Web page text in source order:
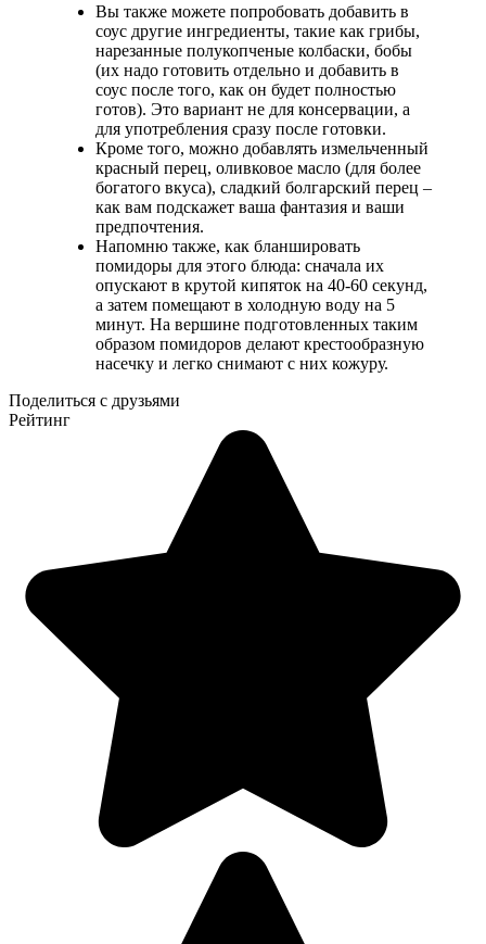
Вы также можете попробовать добавить в
соус другие ингредиенты, такие как грибы,
нарезанные полукопченые колбаски, бобы
(их надо готовить отдельно и добавить в
соус после того, как он будет полностью
готов). Это вариант не для консервации, а
для употребления сразу после готовки.
Кроме того, можно добавлять измельченный
красный перец, оливковое масло (для более
богатого вкуса), сладкий болгарский перец –
как вам подскажет ваша фантазия и ваши
предпочтения.
Напомню также, как бланшировать
помидоры для этого блюда: сначала их
опускают в крутой кипяток на 40-60 секунд,
а затем помещают в холодную воду на 5
минут. На вершине подготовленных таким
образом помидоров делают крестообразную
насечку и легко снимают с них кожуру.
Поделиться с друзьями
Рейтинг